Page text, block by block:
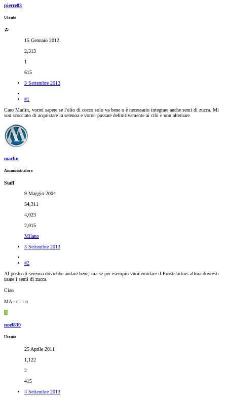
pierre83
Utente
15 Gennaio 2012
2,313
1
615
3 Settembre 2013
#1
Caro Marlin, vorrei sapere se l'olio di cocco solo va bene o è necessario integrare anche semi di zucca. Mi
son scocciato di acquistare la serenoa e vorrei passare definitivamente ai cibi e non alternare.
marlin
Amministratore
Staff
9 Maggio 2004
34,311
4,023
2,015
Milano
3 Settembre 2013
#2
Al posto di serenoa dovrebbe andare bene, ma se per esempio vuoi emulare il Prostafactors allora dovresti
usare i semi di zucca.
Ciao
MA - r l i n
N
noel830
Utente
25 Aprile 2011
1,122
2
415
4 Settembre 2013